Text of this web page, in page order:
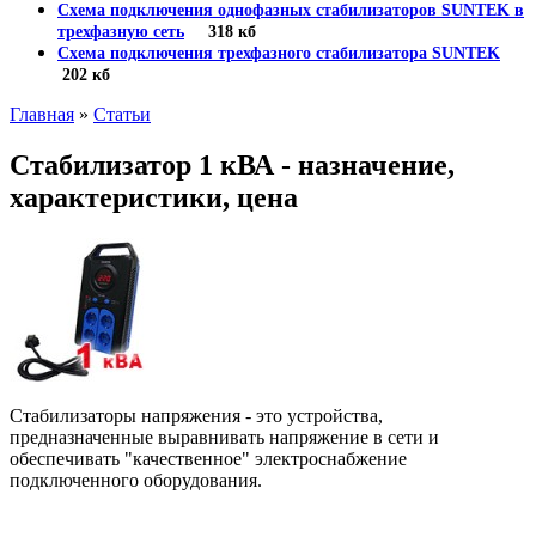
Схема подключения однофазных стабилизаторов SUNTEK в
трехфазную сеть 318 кб
Схема подключения трехфазного стабилизатора SUNTEK
202 кб
Главная » Статьи
Стабилизатор 1 кВА - назначение,
характеристики, цена
Стабилизаторы напряжения - это устройства,
предназначенные выравнивать напряжение в сети и
обеспечивать "качественное" электроснабжение
подключенного оборудования.